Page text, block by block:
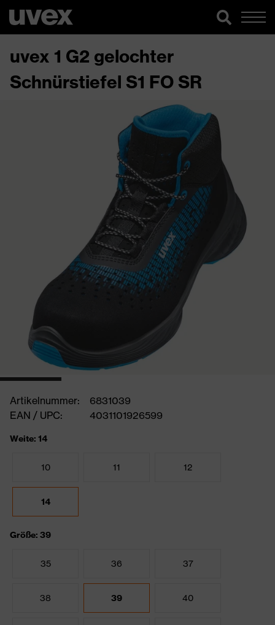
uvex 1 G2 gelochter
Schnürstiefel S1 FO SR
Artikelnummer:
6831039
EAN / UPC:
4031101926599
Weite: 14
10 11 12
14
Größe: 39
35 36 37
38 39 40